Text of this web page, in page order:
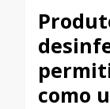
como